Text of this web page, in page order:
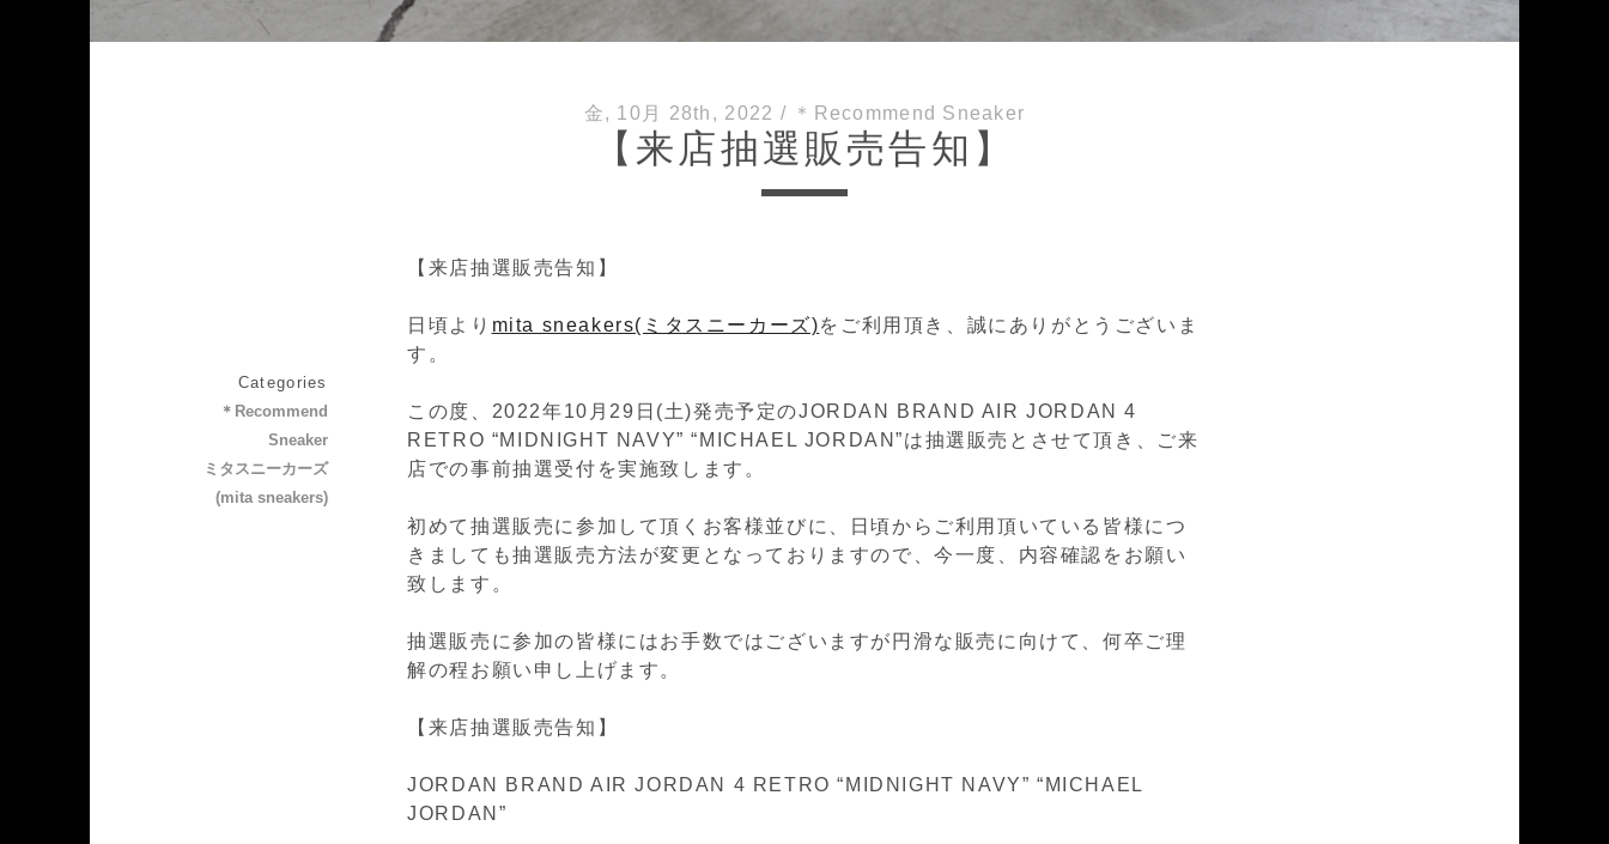
金, 10月 28th, 2022 / ＊Recommend Sneaker
【来店抽選販売告知】
【来店抽選販売告知】
日頃より mita sneakers(ミタスニーカーズ)をご利用頂き、誠にありがとうございま
す。
この度、2022年10月29日(土)発売予定のJORDAN BRAND AIR JORDAN 4
RETRO “MIDNIGHT NAVY” “MICHAEL JORDAN”は抽選販売とさせて頂き、ご来
店での事前抽選受付を実施致します。
初めて抽選販売に参加して頂くお客様並びに、日頃からご利用頂いている皆様につ
きましても抽選販売方法が変更となっておりますので、今一度、内容確認をお願い
致します。
抽選販売に参加の皆様にはお手数ではございますが円滑な販売に向けて、何卒ご理
解の程お願い申し上げます。
【来店抽選販売告知】
JORDAN BRAND AIR JORDAN 4 RETRO “MIDNIGHT NAVY” “MICHAEL
JORDAN”
Categories
＊Recommend
Sneaker
ミタスニーカーズ
(mita sneakers)